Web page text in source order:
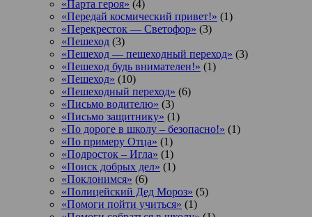
«Парта героя» (4)
«Передай космический привет!» (1)
«Перекресток — Светофор» (3)
«Пешеход (3)
«Пешеход — пешеходный переход» (3)
«Пешеход будь внимателен!» (1)
«Пешеход» (10)
«Пешеходный переход» (6)
«Письмо водителю» (3)
«Письмо защитнику» (1)
«По дороге в школу – безопасно!» (1)
«По примеру Отца» (1)
«Подросток ‒ Игла» (1)
«Поиск добрых дел» (1)
«Поклонимся» (6)
«Полицейский Дед Мороз» (5)
«Помоги пойти учиться» (1)